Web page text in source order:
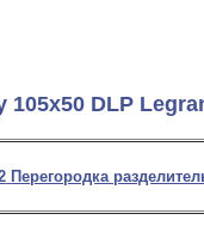
105x50 DLP
Перегородка